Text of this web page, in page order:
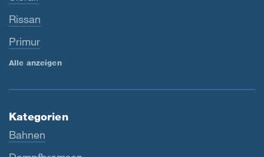
Rissan
Primur
Alle anzeigen
Kategorien
Bahnen